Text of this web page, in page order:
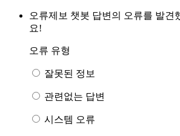
오류제보 챗봇 답변의 오류를 발견
요!
오류 유형
잘못된 정보
관련없는 답변
시스템 오류